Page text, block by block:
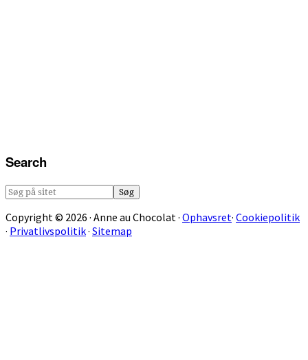
Search
Søg
sitet
Copyright © 2026 · Anne au Chocolat · Ophavsret· Cookiepolitik
· Privatlivspolitik· Sitemap